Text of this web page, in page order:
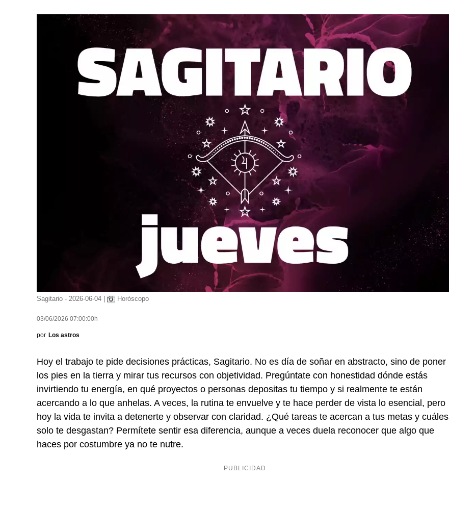
Sagitario - 2026-06-04 | Horóscopo
03/06/2026 07:00:00h
por Los astros
Hoy el trabajo te pide decisiones prácticas, Sagitario. No es día de soñar en abstracto, sino de poner
los pies en la tierra y mirar tus recursos con objetividad. Pregúntate con honestidad dónde estás
invirtiendo tu energía, en qué proyectos o personas depositas tu tiempo y si realmente te están
acercando a lo que anhelas. A veces, la rutina te envuelve y te hace perder de vista lo esencial, pero
hoy la vida te invita a detenerte y observar con claridad. ¿Qué tareas te acercan a tus metas y cuáles
solo te desgastan? Permítete sentir esa diferencia, aunque a veces duela reconocer que algo que
haces por costumbre ya no te nutre.